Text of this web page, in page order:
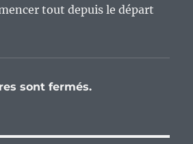
tout depuis le départ
sont fermés.